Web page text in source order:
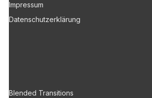
Impressum
Datenschutzerklärung
Blended Transitions